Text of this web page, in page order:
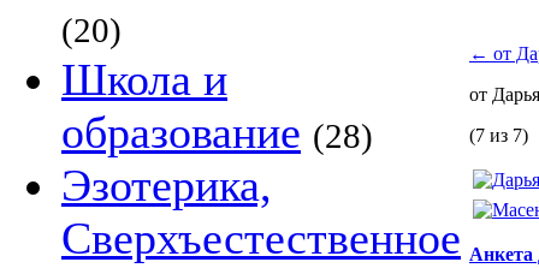
(20)
Школа и
образование (28)
Эзотерика,
Сверхъестественное
← от
от
(7 из 7)
Анкета